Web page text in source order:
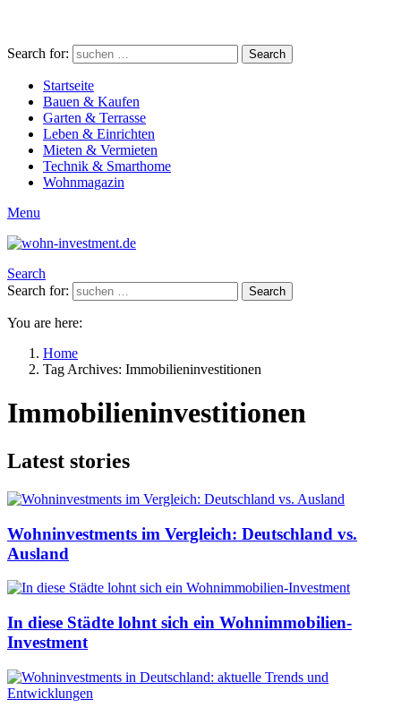
Search for: Search
Startseite
Bauen & Kaufen
Garten & Terrasse
Leben & Einrichten
Mieten & Vermieten
Technik & Smarthome
Wohnmagazin
Menu
Search
Search for:
Search
You are here:
Home
Tag Archives: Immobilieninvestitionen
Immobilieninvestitionen
Latest stories
Wohninvestments im Vergleich: Deutschland vs.
Ausland
In diese Städte lohnt sich ein Wohnimmobilien-
Investment